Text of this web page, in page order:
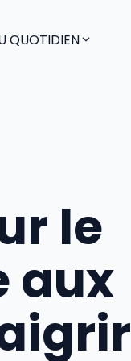
QUOTIDIEN
le
aux